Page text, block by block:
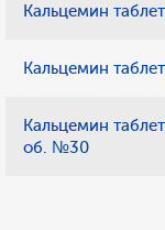
Кальцемин
Кальцемин
Кальцемин
об. №30